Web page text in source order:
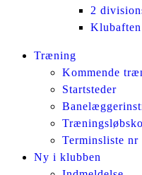
2
Facebook
InstagramTræning
Kommende
Startsteder
Terminsliste nr
Ny i klubben